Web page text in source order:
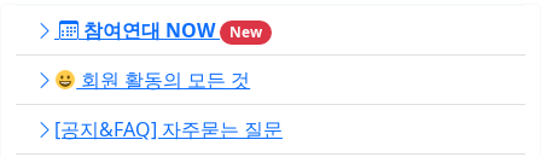
참여연대 NOW New
회원 활동의 모든 것
[공지&FAQ] 자주묻는 질문